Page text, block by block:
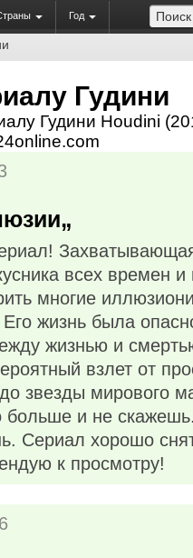
Год
Гудини
Гудини Houdini
всех времен
многие
жизнь была
жизнью и
взлет от
звезды мирового
больше и не
Сериал хорошо
к просмотру!